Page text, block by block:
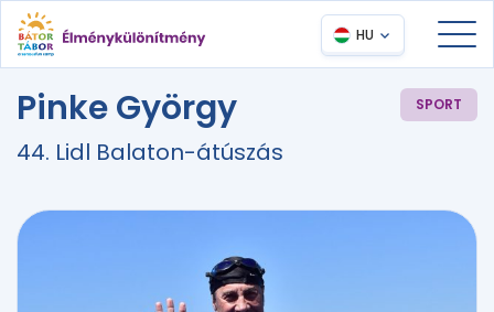
HU
Pinke György SPORT
44. Lidl Balaton-átúszás